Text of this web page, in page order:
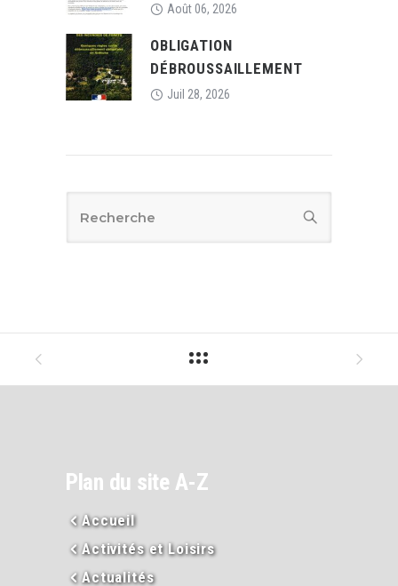
Août 06, 2026
OBLIGATION
DÉBROUSSAILLEMENT
Juil 28, 2026
Plan du site A-Z
Accueil
Activités et Loisirs
Actualités